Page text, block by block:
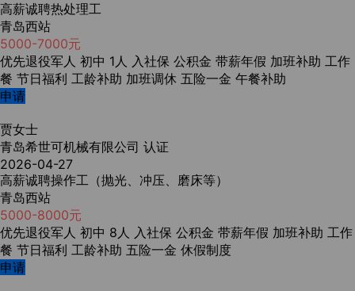
高薪诚聘热处理工
青岛西站
5000-7000元
优先退役军人 初中 1人 入社保 公积金 带薪年假 加班补助 工作
餐 节日福利 工龄补助 加班调休 五险一金 午餐补助
申请
贾女士
青岛希世可机械有限公司 认证
2026-04-27
高薪诚聘操作工（抛光、冲压、磨床等）
青岛西站
5000-8000元
优先退役军人 初中 8人 入社保 公积金 带薪年假 加班补助 工作
餐 节日福利 工龄补助 五险一金 休假制度
申请